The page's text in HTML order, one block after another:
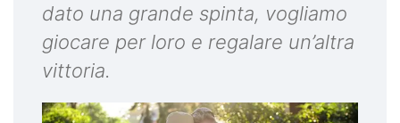
dato una grande spinta, vogliamo
giocare per loro e regalare un’altra
vittoria.